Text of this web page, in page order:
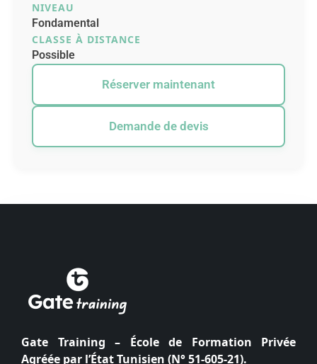
NIVEAU
Fondamental
CLASSE À DISTANCE
Possible
Réserver maintenant
Demande de devis
Gate Training – École de Formation Privée
Agréée par l’État Tunisien (N° 51-605-21).